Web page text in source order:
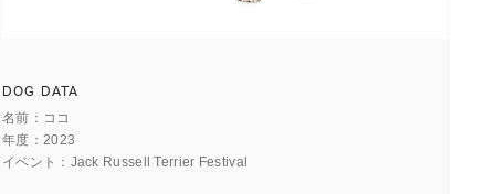
DOG DATA
名前
ココ
年度
2023
イベント
Jack Russell Terrier Festival